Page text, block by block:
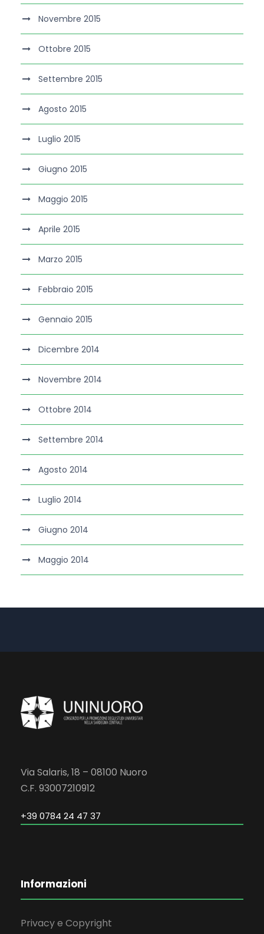
Novembre 2015
Ottobre 2015
Settembre 2015
Agosto 2015
Luglio 2015
Giugno 2015
Maggio 2015
Aprile 2015
Marzo 2015
Febbraio 2015
Gennaio 2015
Dicembre 2014
Novembre 2014
Ottobre 2014
Settembre 2014
Agosto 2014
Luglio 2014
Giugno 2014
Maggio 2014
Via Salaris, 18 – 08100 Nuoro
C.F. 93007210912
+39 0784 24 47 37
Informazioni
Privacy e Copyright